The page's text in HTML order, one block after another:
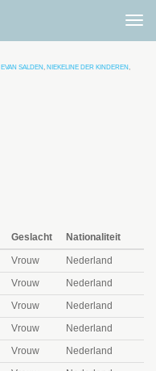
EVAN SALDEN, NIEKELINE DER KINDEREN,
Geslacht Nationaliteit
Vrouw
Nederland
Vrouw
Nederland
Vrouw
Nederland
Vrouw
Nederland
Vrouw
Nederland